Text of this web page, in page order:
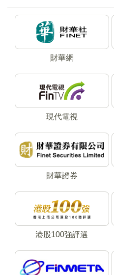
財華網
現代電視
財華證券
港股100強評選